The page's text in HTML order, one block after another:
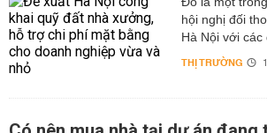
hội nghị đối
Hà Nội với các
THỊ TRƯỜNG